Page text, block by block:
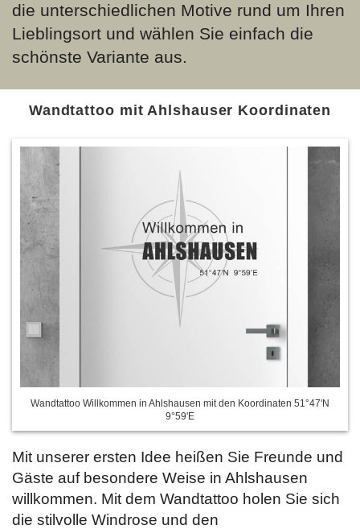
die unterschiedlichen Motive rund um Ihren
Lieblingsort und wählen Sie einfach die
schönste Variante aus.
Wandtattoo mit Ahlshauser Koordinaten
Wandtattoo Willkommen in Ahlshausen mit den Koordinaten 51°47'N
9°59'E
Mit unserer ersten Idee heißen Sie Freunde und
Gäste auf besondere Weise in Ahlshausen
willkommen. Mit dem Wandtattoo holen Sie sich
die stilvolle Windrose und den